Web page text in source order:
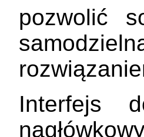
pozwolić
Interfejs